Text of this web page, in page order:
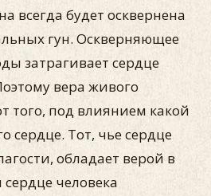
всегда будет осквернена
гун. Оскверняющее
затрагивает сердце
вера живого
того, под влиянием какой
сердце. Тот, чье сердце
обладает верой в
сердце человека